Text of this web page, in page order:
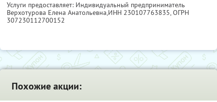
Услуги предоставляет: Индивидуальный предприниматель
Верхотурова Елена Анатольевна,ИНН 230107763835, ОГРН
307230112700152
Похожие акции: